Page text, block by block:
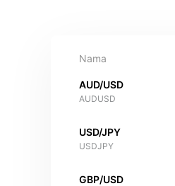
Nama
AUD/USD
AUDUSD
USD/JPY
USDJPY
GBP/USD